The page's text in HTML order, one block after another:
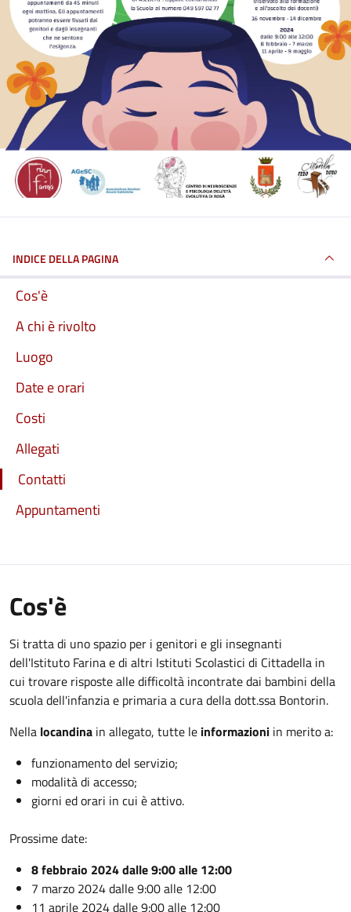
INDICE DELLA PAGINA
Cos'è
A chi è rivolto
Luogo
Date e orari
Costi
Allegati
Contatti
Appuntamenti
Cos'è
Si tratta di uno spazio per i genitori e gli insegnanti
dell'Istituto Farina e di altri Istituti Scolastici di Cittadella in
cui trovare risposte alle difficoltà incontrate dai bambini della
scuola dell'infanzia e primaria a cura della dott.ssa Bontorin.
Nella locandina in allegato, tutte le informazioni in merito a:
funzionamento del servizio;
modalità di accesso;
giorni ed orari in cui è attivo.
Prossime date:
8 febbraio 2024 dalle 9:00 alle 12:00
7 marzo 2024 dalle 9:00 alle 12:00
11 aprile 2024 dalle 9:00 alle 12:00